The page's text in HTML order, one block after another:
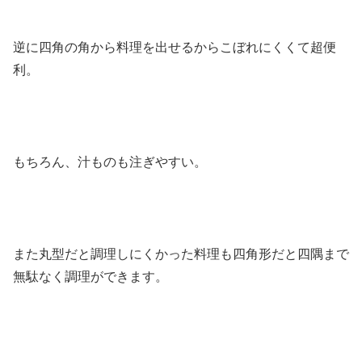
逆に四角の角から料理を出せるからこぼれにくくて超便
利。
もちろん、汁ものも注ぎやすい。
また丸型だと調理しにくかった料理も四角形だと四隅まで
無駄なく調理ができます。